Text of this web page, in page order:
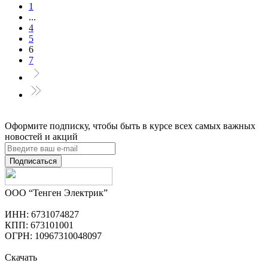
1
...
4
5
6
7
Оформите подписку, чтобы быть в курсе всех самых важных
новостей и акций
Подписаться
ООО “Тенген Электрик”
ИНН: 6731074827
КПП: 673101001
ОГРН: 10967310048097
Скачать